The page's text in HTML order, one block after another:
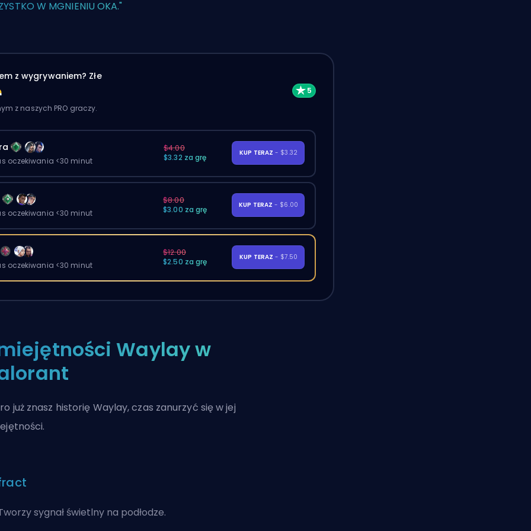
W MGNIENIU OKA."
z wygrywaniem? Złe
z naszych PRO graczy.
oczekiwania <30 minut
$4.00
$3.32 za grę
KUP TERAZ - $3.32
oczekiwania <30 minut
$8.00
$3.00 za grę
KUP TERAZ - $6.00
oczekiwania <30 minut
$12.00
$2.50 za grę
KUP TERAZ - $7.50
Waylay w
już znasz historię Waylay, czas zanurzyć się w jej
sygnał świetlny na podłodze.